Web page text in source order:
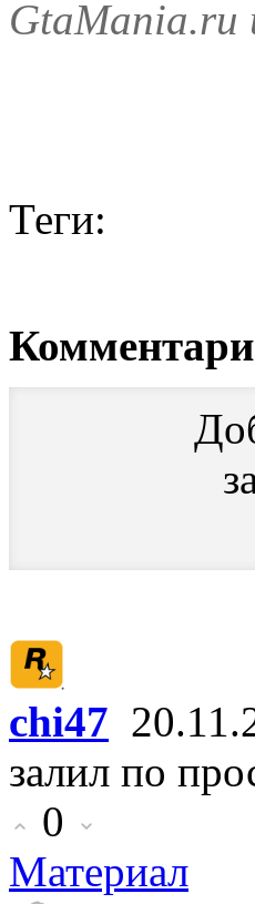
GtaMania.ru
Теги:
chi47
залил по
0
Материал